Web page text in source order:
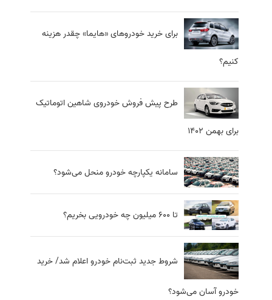
برای خرید خودروهای «هایما» چقدر هزینه
کنیم؟
طرح پیش‌ فروش خودروی شاهین اتوماتیک
برای بهمن ۱۴۰۲
سامانه یکپارچه خودرو منحل می‌شود؟
تا ۶۰۰ میلیون چه خودرویی بخریم؟
شروط جدید ثبت‌نام خودرو اعلام شد/ خرید
خودرو آسان می‌شود؟